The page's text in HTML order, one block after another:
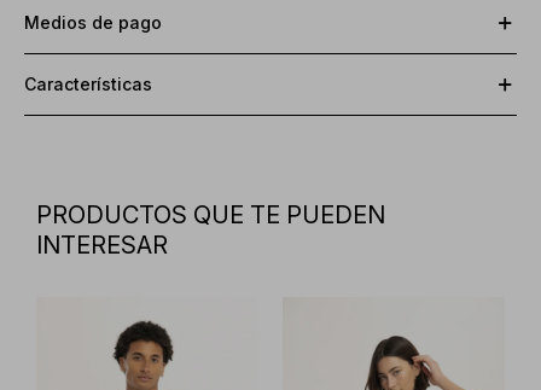
Medios de pago
Características
PRODUCTOS QUE TE PUEDEN
INTERESAR